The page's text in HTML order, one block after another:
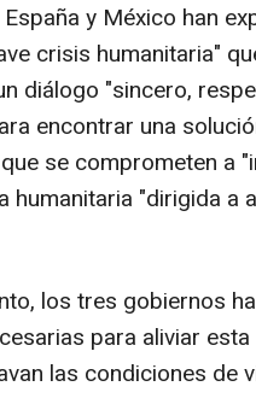
y México han
crisis humanitaria"
diálogo "sincero,
encontrar una
se comprometen a
humanitaria "dirigida a
los tres gobiernos
para aliviar
las condiciones de